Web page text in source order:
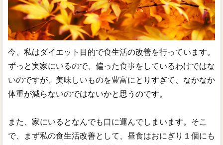
今、私はダイエット目的で食生活の改善を行っています。
ずっと実家にいるので、偏った食事をしているわけではな
いのですが、美味しいものを豊富にとりすぎて、なかなか
体重が減らないのではないかと思うのです。
また、家にいるとなんでも口に運んでしまいます。そこ
で、まず私の食生活改善として、昼食はおにぎり１個にも